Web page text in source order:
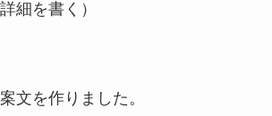
細を書く）
文を作りました。